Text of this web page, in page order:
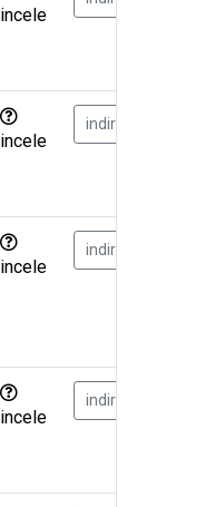
incele
incele
indir
incele
indir
incele
indir